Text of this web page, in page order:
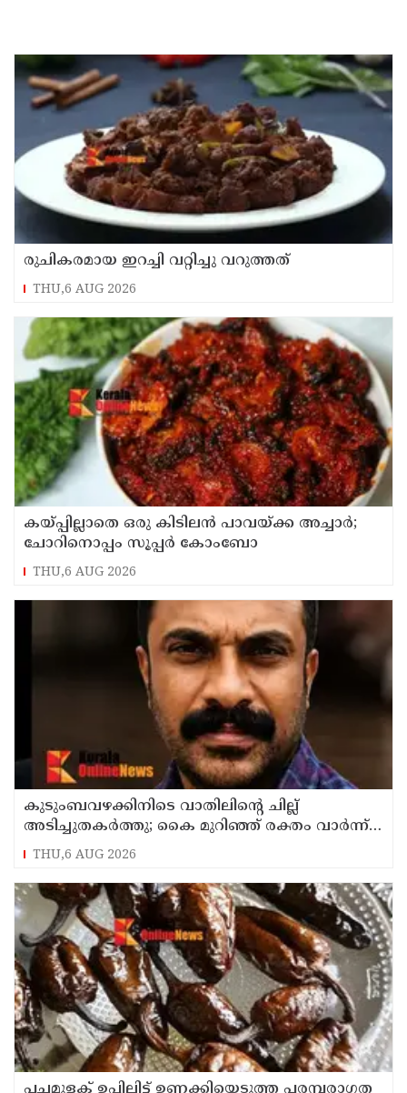
രുചികരമായ ഇറച്ചി വറ്റിച്ചു വറുത്തത്
THU,6 AUG 2026
കയ്പ്പില്ലാതെ ഒരു കിടിലൻ പാവയ്ക്ക അച്ചാർ;
ചോറിനൊപ്പം സൂപ്പർ കോംബോ
THU,6 AUG 2026
കുടുംബവഴക്കിനിടെ വാതിലിന്റെ ചില്ല്
അടിച്ചുതകര്‍ത്തു; കൈ മുറിഞ്ഞ് രക്തം വാര്‍ന്ന്
49-കാരന് ദാരുണാന്ത്യം
THU,6 AUG 2026